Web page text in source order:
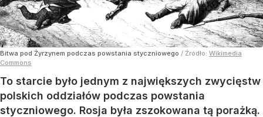
Bitwa pod Żyrzynem podczas powstania styczniowego / Źródło: Wikimedia
Commons
To starcie było jednym z największych zwycięstw
polskich oddziałów podczas powstania
styczniowego. Rosja była zszokowana tą porażką.